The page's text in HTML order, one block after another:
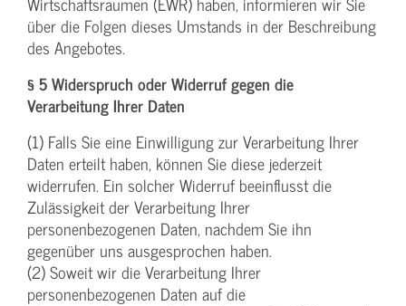
über die Folgen dieses Umstands in der Beschreibung
des Angebotes.
§ 5 Widerspruch oder Widerruf gegen die
Verarbeitung Ihrer Daten
(1) Falls Sie eine Einwilligung zur Verarbeitung Ihrer
Daten erteilt haben, können Sie diese jederzeit
widerrufen. Ein solcher Widerruf beeinflusst die
Zulässigkeit der Verarbeitung Ihrer
personenbezogenen Daten, nachdem Sie ihn
gegenüber uns ausgesprochen haben.
(2) Soweit wir die Verarbeitung Ihrer
personenbezogenen Daten auf die